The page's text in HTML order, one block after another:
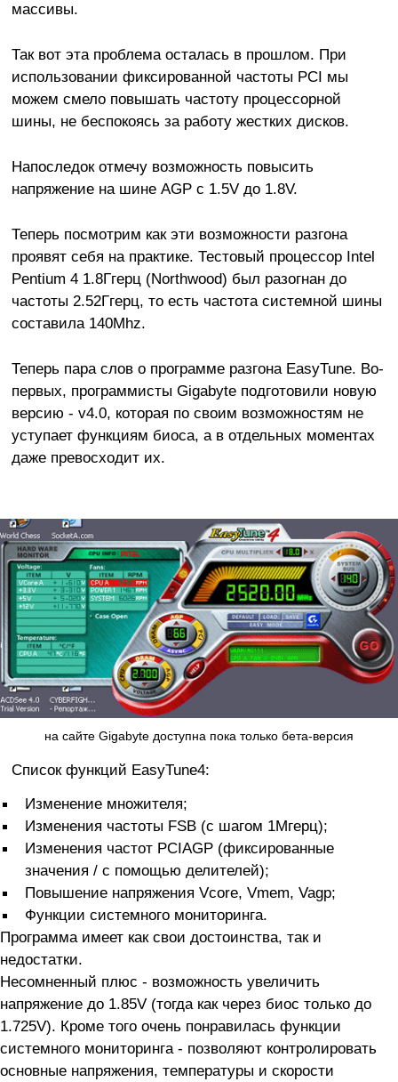
массивы.
Так вот эта проблема осталась в прошлом. При
использовании фиксированной частоты PCI мы
можем смело повышать частоту процессорной
шины, не беспокоясь за работу жестких дисков.
Напоследок отмечу возможность повысить
напряжение на шине AGP с 1.5V до 1.8V.
Теперь посмотрим как эти возможности разгона
проявят себя на практике. Тестовый процессор Intel
Pentium 4 1.8Ггерц (Northwood) был разогнан до
частоты 2.52Ггерц, то есть частота системной шины
составила 140Mhz.
Теперь пара слов о программе разгона EasyTune. Во-
первых, программисты Gigabyte подготовили новую
версию - v4.0, которая по своим возможностям не
уступает функциям биоса, а в отдельных моментах
даже превосходит их.
на сайте Gigabyte доступна пока только бета-версия
Список функций EasyTune4:
Изменение множителя;
Изменения частоты FSB (с шагом 1Мгерц);
Изменения частот PCIAGP (фиксированные
значения / с помощью делителей);
Повышение напряжения Vcore, Vmem, Vagp;
Функции системного мониторинга.
Программа имеет как свои достоинства, так и
недостатки.
Несомненный плюс - возможность увеличить
напряжение до 1.85V (тогда как через биос только до
1.725V). Кроме того очень понравилась функции
системного мониторинга - позволяют контролировать
основные напряжения, температуры и скорости